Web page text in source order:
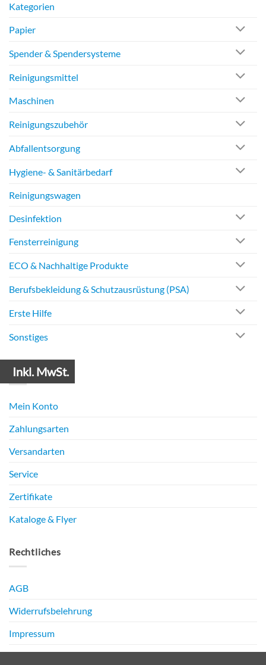
Inkl. MwSt.
Kategorien
Papier
Spender & Spendersysteme
Reinigungsmittel
Maschinen
Reinigungszubehör
Abfallentsorgung
Hygiene- & Sanitärbedarf
Reinigungswagen
Desinfektion
Fensterreinigung
ECO & Nachhaltige Produkte
Berufsbekleidung & Schutzausrüstung (PSA)
Erste Hilfe
Sonstiges
Informationen
Mein Konto
Zahlungsarten
Versandarten
Service
Zertifikate
Kataloge & Flyer
Rechtliches
AGB
Widerrufsbelehrung
Impressum
Datenschutz